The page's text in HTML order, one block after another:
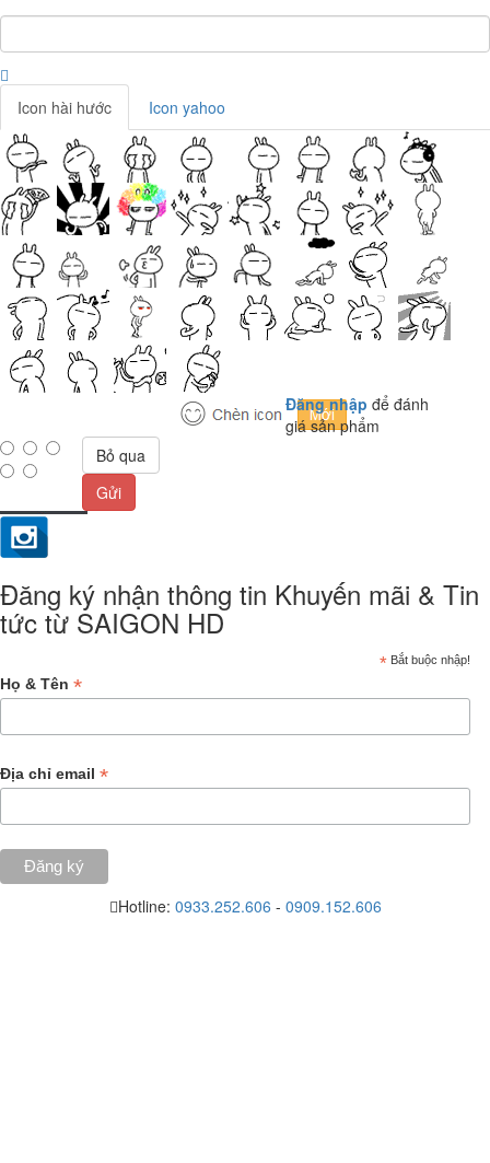
Icon hài hước Icon yahoo
Đăng nhập để đánh
giá sản phẩm
Bỏ qua
Gửi
Đăng ký nhận thông tin Khuyến mãi & Tin
tức từ SAIGON HD
* Bắt buộc nhập!
Họ & Tên *
Địa chỉ email *
Hotline: 0933.252.606 - 0909.152.606